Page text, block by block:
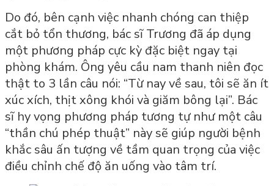
Do đó, bên cạnh việc nhanh chóng can thiệp
cắt bỏ tổn thương, bác sĩ Trương đã áp dụng
một phương pháp cực kỳ đặc biệt ngay tại
phòng khám. Ông yêu cầu nam thanh niên đọc
thật to 3 lần câu nói: “Từ nay về sau, tôi sẽ ăn ít
xúc xích, thịt xông khói và giăm bông lại”. Bác
sĩ hy vọng phương pháp tương tự như một câu
“thần chú phép thuật” này sẽ giúp người bệnh
khắc sâu ấn tượng về tầm quan trọng của việc
điều chỉnh chế độ ăn uống vào tâm trí.